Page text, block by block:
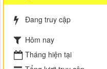
Đang truy cập
Hôm nay
Tháng hiện tại